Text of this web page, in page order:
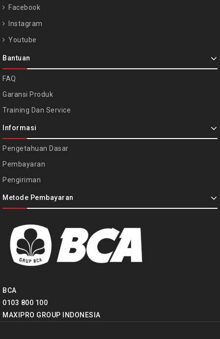
Facebook
Instagram
Youtube
Bantuan
FAQ
Garansi Produk
Training Dan Service
Informasi
Pengetahuan Dasar
Pembayaran
Pengiriman
Metode Pembayaran
BCA
0103 800 100
MAXIPRO GROUP INDONESIA